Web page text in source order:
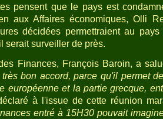
pensent que le pays est
aux Affaires économiques, Olli
décidées permettraient au pays
serait surveiller de près.
Finances, François Baroin, a
bon accord, parce qu'il permet
européenne et la partie grecque,
à l'issue de cette réunion
entré à 15H30 pouvait